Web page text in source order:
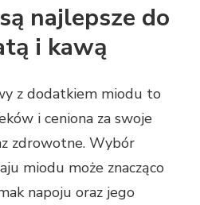
najlepsze do
i kawą
z dodatkiem miodu to
i ceniona za swoje
zdrowotne. Wybór
miodu może znacząco
napoju oraz jego